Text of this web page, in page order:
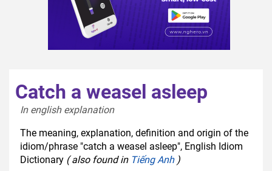
Catch a weasel asleep
In english explanation
The meaning, explanation, definition and origin of the
idiom/phrase "catch a weasel asleep", English Idiom
Dictionary ( also found in Tiếng Anh)